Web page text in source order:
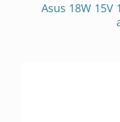
Asus 18W 15V